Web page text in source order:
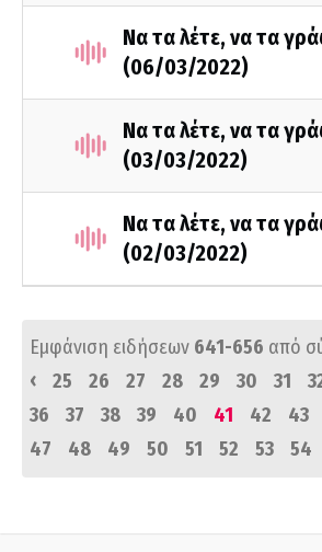
Να τα λέτε, να τα
(06/03/2022)
Να τα λέτε, να τα
(03/03/2022)
Να τα λέτε, να τα
(02/03/2022)
Εμφάνιση ειδήσεων 641-656 από
‹
25 26 27 28 29 30 31
36
37 38 39 40 41 42 43
47
48 49 50 51 52 53 54